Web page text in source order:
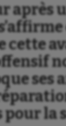
après
cette
ses
la